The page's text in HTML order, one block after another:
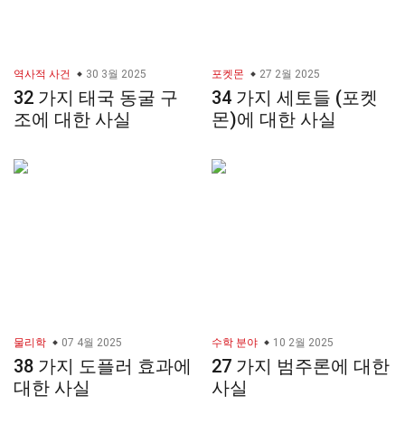
역사적 사건 30 3월 2025
32 가지 태국 동굴 구
조에 대한 사실
포켓몬 27 2월 2025
34 가지 세토들 (포켓
몬)에 대한 사실
물리학 07 4월 2025
38 가지 도플러 효과에
대한 사실
수학 분야 10 2월 2025
27 가지 범주론에 대한
사실